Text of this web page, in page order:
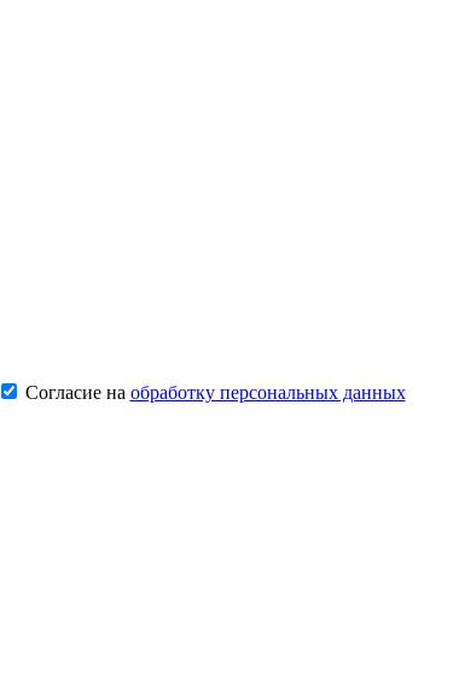
Согласие на обработку персональных данных